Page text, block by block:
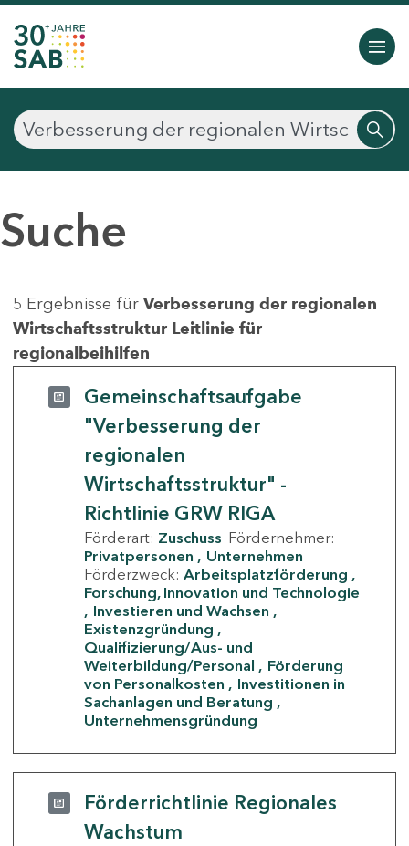
Suche
5 Ergebnisse für Verbesserung der regionalen
Wirtschaftsstruktur Leitlinie für
regionalbeihilfen
Gemeinschaftsaufgabe
"Verbesserung der
regionalen
Wirtschaftsstruktur" -
Richtlinie GRW RIGA
Förderart: Zuschuss Fördernehmer:
Privatpersonen
Unternehmen
Förderzweck: Arbeitsplatzförderung
Forschung, Innovation und Technologie
Investieren und Wachsen
Existenzgründung
Qualifizierung/Aus- und
Weiterbildung/Personal
Förderung
von Personalkosten
Investitionen in
Sachanlagen und Beratung
Unternehmensgründung
Förderrichtlinie Regionales
Wachstum